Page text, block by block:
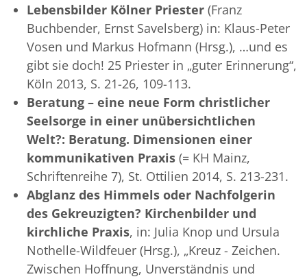
Lebensbilder Kölner Priester (Franz
Buchbender, Ernst Savelsberg) in: Klaus-Peter
Vosen und Markus Hofmann (Hrsg.), …und es
gibt sie doch! 25 Priester in „guter Erinnerung“,
Köln 2013, S. 21-26, 109-113.
Beratung – eine neue Form christlicher
Seelsorge in einer unübersichtlichen
Welt?: Beratung. Dimensionen einer
kommunikativen Praxis (= KH Mainz,
Schriftenreihe 7), St. Ottilien 2014, S. 213-231.
Abglanz des Himmels oder Nachfolgerin
des Gekreuzigten? Kirchenbilder und
kirchliche Praxis, in: Julia Knop und Ursula
Nothelle-Wildfeuer (Hrsg.), „Kreuz - Zeichen.
Zwischen Hoffnung, Unverständnis und